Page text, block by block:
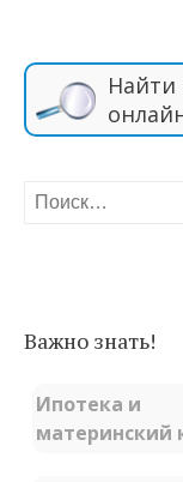
Найти
Найти:
Важно знать!
Ипотека и
материнский